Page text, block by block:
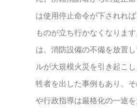
は使用停止命令が下されれ
ものが立ち行かなくなりま
は、消防設備の不備を放置
ルが大規模火災を引き起こ
牲者を出した事例もあり、
や行政指導は厳格化の一途